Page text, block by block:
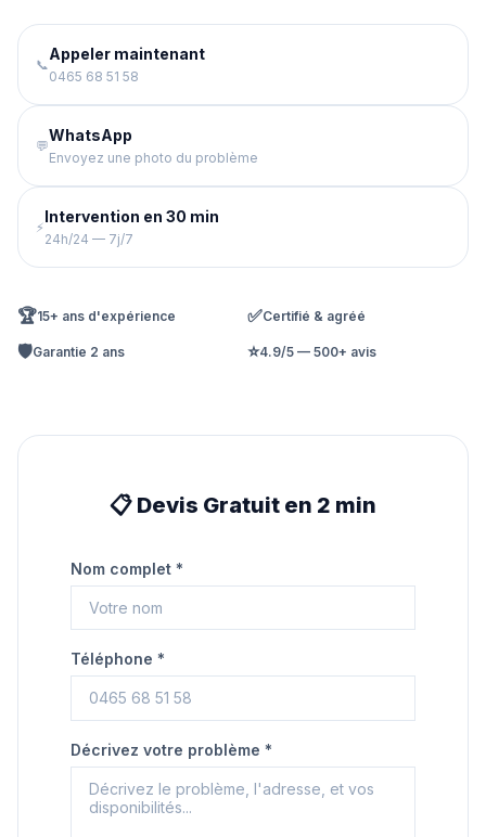
📞
Appeler maintenant
0465 68 51 58
💬
WhatsApp
Envoyez une photo du problème
⚡
Intervention en 30 min
24h/24 — 7j/7
🏆15+ ans d'expérience ✅Certifié & agréé
🛡️Garantie 2 ans ⭐4.9/5 — 500+ avis
📋 Devis Gratuit en 2 min
Nom complet *
Téléphone *
Décrivez votre problème *